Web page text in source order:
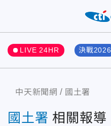
LIVE 24HR 決戰2026
中天新聞網 國土署
國土署 相關報導